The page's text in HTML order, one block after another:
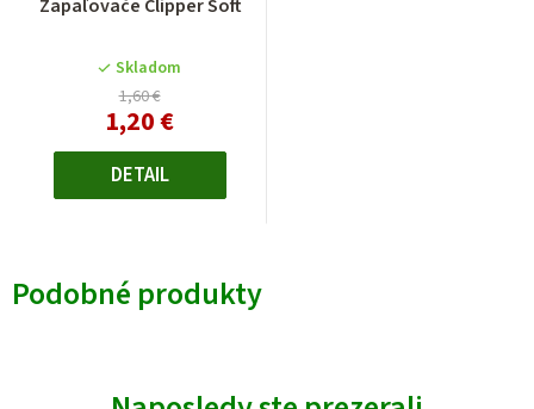
Zapaľovače Clipper Soft
Skladom
1,60 €
1,20 €
DETAIL
Podobné produkty